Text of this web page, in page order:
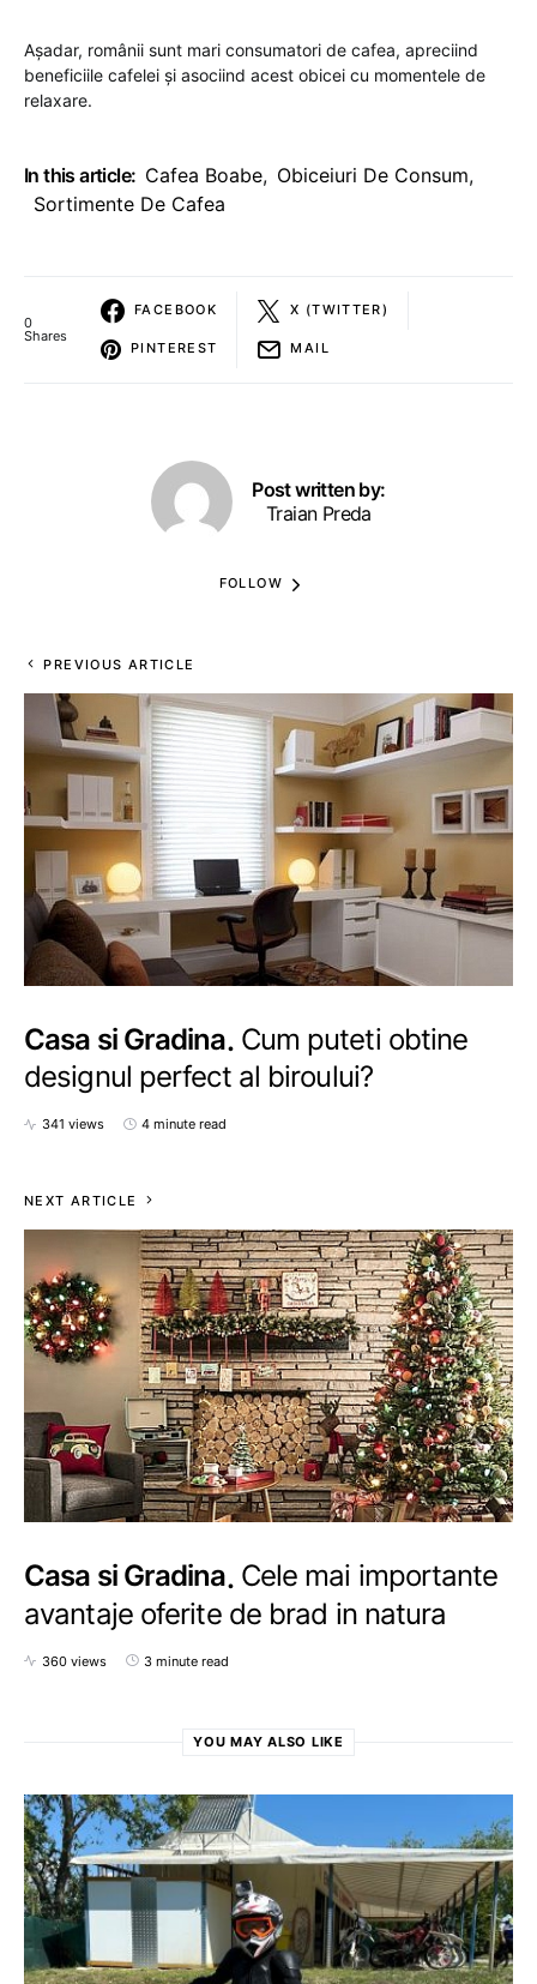
Așadar, românii sunt mari consumatori de cafea, apreciind
beneficiile cafelei și asociind acest obicei cu momentele de
relaxare.
In this article: Cafea Boabe, Obiceiuri De Consum,
Sortimente De Cafea
0
Shares
FACEBOOK X (TWITTER)
PINTEREST MAIL
Post written by:
Traian Preda
FOLLOW
PREVIOUS ARTICLE
Casa si Gradina Cum puteti obtine
designul perfect al biroului?
341 views 4 minute read
NEXT ARTICLE
Casa si Gradina Cele mai importante
avantaje oferite de brad in natura
360 views 3 minute read
YOU MAY ALSO LIKE